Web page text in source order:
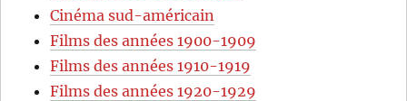
Cinéma sud-américain
Films des années 1900-1909
Films des années 1910-1919
Films des années 1920-1929